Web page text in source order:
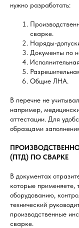
нужно разработать:
сварке.
Наряды-
Документы по
Общие ЛНА.
В перечне не
например,
аттестации. Для
образцами
(ПТД) ПО СВАРКЕ
В документах
которые
оборудованию,
технический
производственные
сварке.